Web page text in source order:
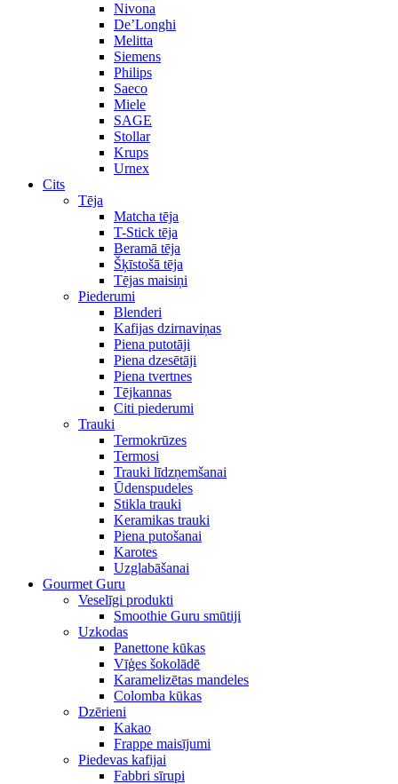
Nivona
De’Longhi
Melitta
Siemens
Philips
Saeco
Miele
SAGE
Stollar
Krups
Urnex
Cits
Tēja
Matcha tēja
T-Stick tēja
Beramā tēja
Šķīstošā tēja
Tējas maisiņi
Piederumi
Blenderi
Kafijas dzirnaviņas
Piena putotāji
Piena dzesētāji
Piena tvertnes
Tējkannas
Citi piederumi
Trauki
Termokrūzes
Termosi
Trauki līdzņemšanai
Ūdenspudeles
Stikla trauki
Keramikas trauki
Piena putošanai
Karotes
Uzglabāšanai
Gourmet Guru
Veselīgi produkti
Smoothie Guru smūtiji
Uzkodas
Panettone kūkas
Vīģes šokolādē
Karamelizētas mandeles
Colomba kūkas
Dzērieni
Kakao
Frappe maisījumi
Piedevas kafijai
Fabbri sīrupi